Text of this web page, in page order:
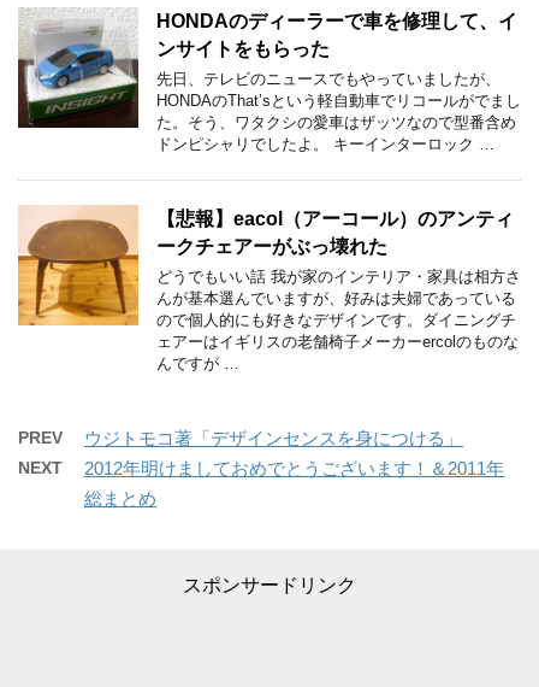
HONDAのディーラーで車を修理して、イ
ンサイトをもらった
先日、テレビのニュースでもやっていましたが、
HONDAのThat’sという軽自動車でリコールがでまし
た。そう、ワタクシの愛車はザッツなので型番含め
ドンピシャリでしたよ。 キーインターロック …
【悲報】eacol（アーコール）のアンティ
ークチェアーがぶっ壊れた
どうでもいい話 我が家のインテリア・家具は相方さ
んが基本選んでいますが、好みは夫婦であっている
ので個人的にも好きなデザインです。ダイニングチ
ェアーはイギリスの老舗椅子メーカーercolのものな
んですが …
PREV ウジトモコ著「デザインセンスを身につける」
NEXT
2012年明けましておめでとうございます！＆2011年
総まとめ
スポンサードリンク